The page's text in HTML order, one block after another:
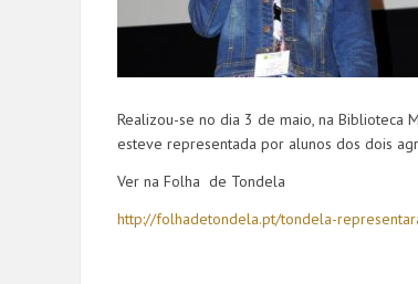
Realizou-se no dia 3 de maio, na Biblioteca
esteve representada por alunos dos dois
Ver na Folha de Tondela
http://folhadetondela.pt/tondela-